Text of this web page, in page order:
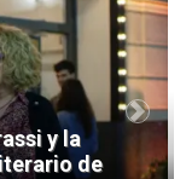
y la
de
Next